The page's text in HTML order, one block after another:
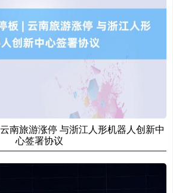
南旅游涨停 与浙江人形机器人创新中
心签署协议